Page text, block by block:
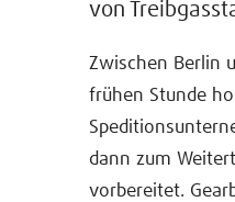
von
Zwischen Berlin
frühen Stunde
dann zum
vorbereitet.